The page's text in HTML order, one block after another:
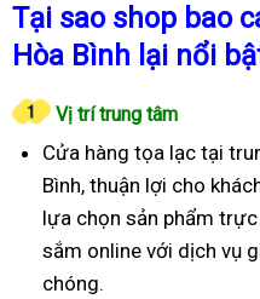
Tại sao shop bao
Hòa Bình lại nổi
Vị trí trung tâm
Cửa hàng tọa lạc tại
Bình, thuận lợi cho
lựa chọn sản phẩm
sắm online với dịch vụ
chóng.